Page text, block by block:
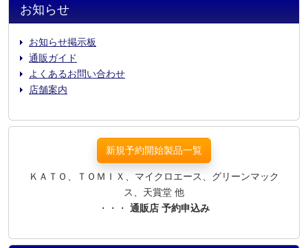
お知らせ
お知らせ掲示板
通販ガイド
よくあるお問い合わせ
店舗案内
新規予約開始製品一覧
ＫＡＴＯ、ＴＯＭＩＸ、マイクロエース、グリーンマック
ス、天賞堂 他
・・・ 通販店 予約申込み